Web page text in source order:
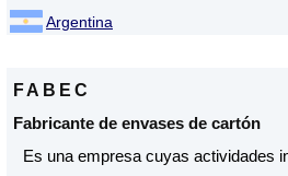
Argentina
FABEC
Fabricante de envases de cartón
Es una empresa cuyas actividades